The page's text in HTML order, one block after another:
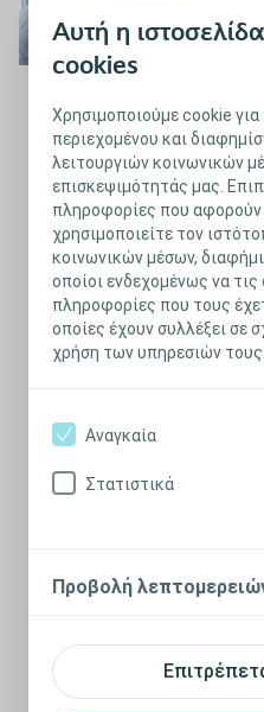
Αυτή η
cookies
Χρησιμοποιούμε cookie για
περιεχομένου και
λειτουργιών κοινωνικών
επισκεψιμότητάς μας.
πληροφορίες που
χρησιμοποιείτε τον
κοινωνικών μέσων,
οποίοι ενδεχομένως να
πληροφορίες που τους
οποίες έχουν συλλέξει σε
χρήση των υπηρεσιών τους.
Αναγκαία
Στατιστικά
Προβολή
Εγγύτητα
Τι σημαίνει αυτό για τους
Η Coloplast αναπτύσσει προϊόντα
διευκολύνουν τη ζωή των
ιδιαίτερες ιατρικές παθήσεις.
Όσο πιο ιδιαίτερη είναι η
συνεργαζόμαστε με τους
λύσεις που ανταποκρίνονται στις
Επιδιώκουμε την εγγύτητα με
τελικούς χρήστες όσο και τους
...και για εμάς;
Το να έρθουμε κοντά με τους
κατανοήσουμε τις ανάγκες τους
Αλλά η εγγύτητα ισχύει και στις
Εκτιμούμε τον ανοιχτό και
Μέσω της συνεργασίας, στην
εμείς- ακούγοντας ο ένας τον
καλύτερο προκειμένου να